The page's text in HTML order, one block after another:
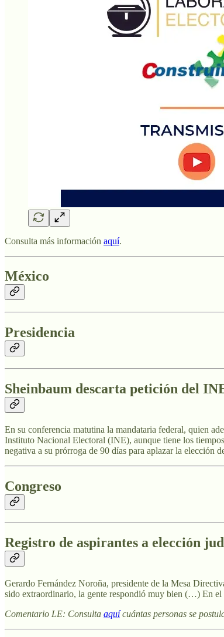
Consulta más información aquí.
México
Presidencia
Sheinbaum descarta petición del
En su conferencia matutina la mandataria federal, quien
Instituto Nacional Electoral (INE), aunque tiene los
negativa a su prórroga de 90 días para aplazar la elección
Congreso
Registro de aspirantes a elección
Gerardo Fernández Noroña, presidente de la Mesa
sido extraordinario, la gente respondió muy bien (…) En
Comentario LE: Consulta aquícuántas personas se